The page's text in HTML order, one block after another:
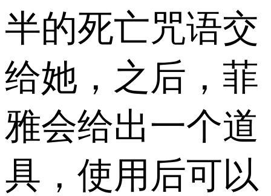
半的死亡咒语交
给她，之后，菲
雅会给出一个道
具，使用后可以